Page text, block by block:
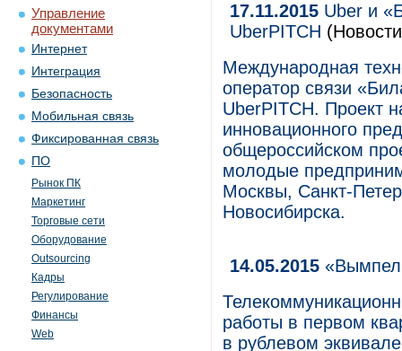
Управление
документами
Интернет
Интеграция
Безопасность
Мобильная связь
Фиксированная связь
ПО
Рынок ПК
Маркетинг
Торговые сети
Оборудование
Outsourcing
Кадры
Регулирование
Финансы
Web
17.11.2015 Uber и
UberPITCH
Международная
оператор связи
UberPITCH. Проект
инновационного
общероссийском
молодые
Москвы, Санкт-
Новосибирска.
14.05.2015
работы в первом
в рублевом